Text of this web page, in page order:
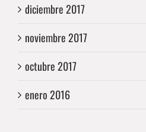
diciembre 2017
noviembre 2017
octubre 2017
enero 2016